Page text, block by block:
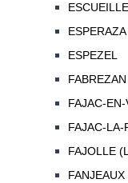
ESPERAZA
ESPEZEL
FABREZAN
FAJAC-EN-
FAJAC-LA-
FAJOLLE
FANJEAUX